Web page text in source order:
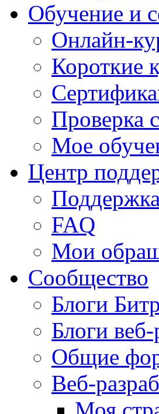
Обучение и
Онлайн-
Короткие
Проверка
Мое
Центр
Поддержка
FAQ
Мои
Сообщество
Блоги
Блоги веб-
Общие
Веб-